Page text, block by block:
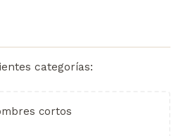
categorías: